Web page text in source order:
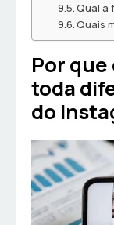
Qual a
Quais
Por
toda
do